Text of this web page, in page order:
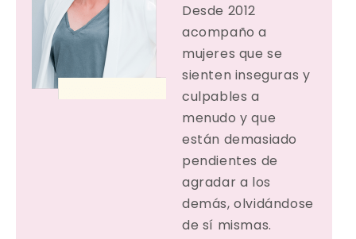
Desde 2012
acompaño a
mujeres que se
sienten inseguras y
culpables a
menudo y que
están demasiado
pendientes de
agradar a los
demás, olvidándose
de sí mismas.